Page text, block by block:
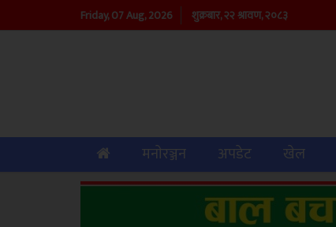
Friday, 07 Aug, 2026 शुक्रबार, २२ श्रावण, २०८३
(current)
मनाेरञ्जन अपडेट खेल